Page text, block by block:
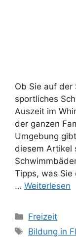
Ob Sie auf der
sportliches
Auszeit im
der ganzen
Umgebung
diesem Artikel
Tipps, was
… Weiterlesen
Kategorien
Freizeit
Bildung in